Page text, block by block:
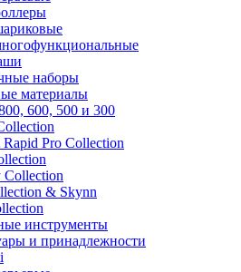
наборы
материалы
600, 500 и 300
Pro Collection
Collection
& Skynn
инструменты
и принадлежности